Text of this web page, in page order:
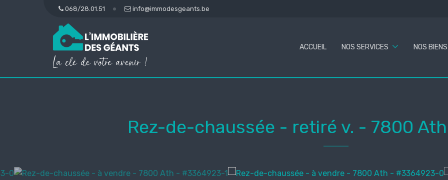
068/28.01.51 info@immodesgeants.be
ACCUEIL NOS SERVICES NOS BIENS
Rez-de-chaussée - retiré v. - 7800 Ath